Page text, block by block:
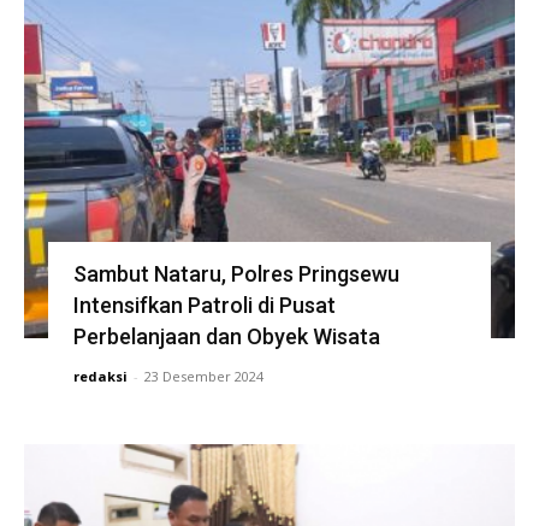
Sambut Nataru, Polres Pringsewu
Intensifkan Patroli di Pusat
Perbelanjaan dan Obyek Wisata
redaksi - 23 Desember 2024